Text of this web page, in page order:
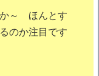
か～ ほんとす
のか注目です